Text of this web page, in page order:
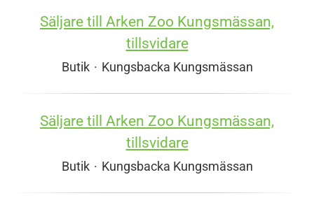
Säljare till Arken Zoo Kungsmässan,
tillsvidare
Butik · Kungsbacka Kungsmässan
Säljare till Arken Zoo Kungsmässan,
tillsvidare
Butik · Kungsbacka Kungsmässan